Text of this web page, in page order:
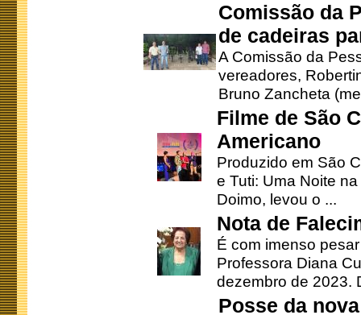
Comissão da
de cadeiras
A Comissão da
vereadores,
Bruno Zancheta
Filme de São
Americano
Produzido em São
e Tuti: Uma Noite
Doimo, levou o ...
Nota de
É com imenso
Professora Diana
dezembro de 2023.
Posse da